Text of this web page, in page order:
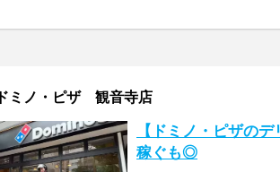
ドミノ・ピザ 観音寺店
【ドミノ・ピザの
稼ぐも◎